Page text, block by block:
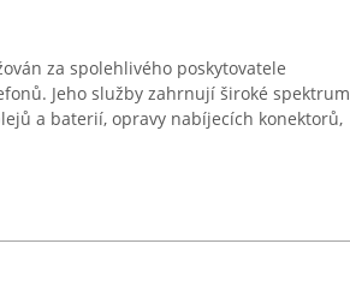
za spolehlivého poskytovatele
Jeho služby zahrnují široké spektrum
a baterií, opravy nabíjecích konektorů,